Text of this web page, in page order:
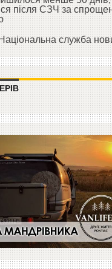
після СЗЧ за
служба